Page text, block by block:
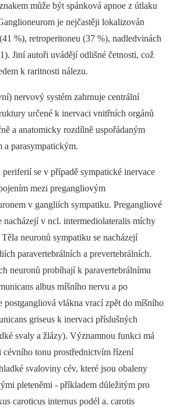
může být spánková apnoe z útlaku
je nejčastěji lokalizován
%), retroperitoneu (37 %), nadledvinách
Jiní autoři uvádějí odlišné četnosti, což
k raritnosti nálezu.
nervový systém zahrnuje centrální
určené k inervaci vnitřních orgánů
a anatomicky rozdílně uspořádaným
a parasympatickým.
se v případě sympatické inervace
mezi pregangliovým
v gangliích sympatiku. Pregangliové
nacházejí v ncl. intermediolateralis míchy
neuronů sympatiku se nacházejí
paravertebrálních a prevertebrálních.
neuronů probíhají k paravertebrálnímu
albus míšního nervu a po
postgangliová vlákna vrací zpět do míšního
griseus k inervaci příslušných
svaly a žlázy). Významnou funkci má
cévního tonu prostřednictvím řízení
svaloviny cév, které jsou obaleny
pleteněmi -⁠ příkladem důležitým pro
caroticus internus podél a. carotis